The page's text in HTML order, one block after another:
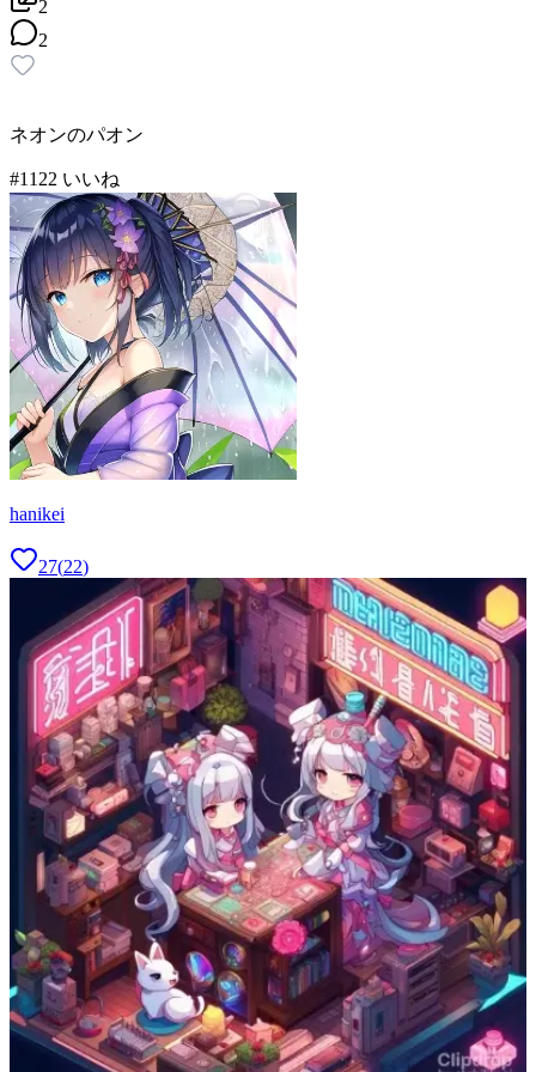
2
2
ネオンのパオン
#11 22 いいね
hanikei
27(22)